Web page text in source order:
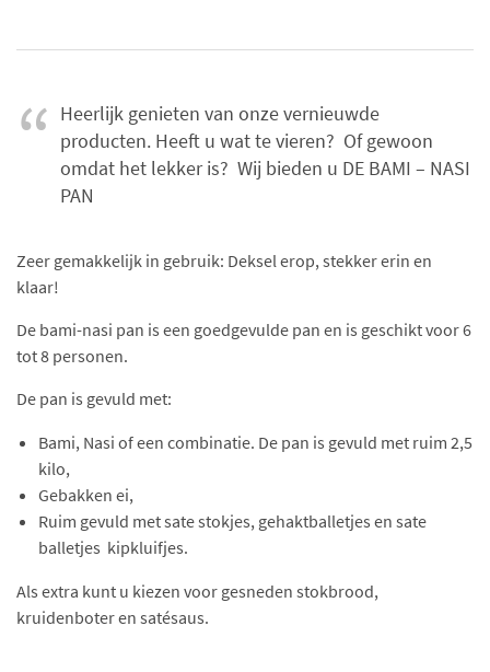
Heerlijk genieten van onze vernieuwde
producten. Heeft u wat te vieren? Of gewoon
omdat het lekker is? Wij bieden u DE BAMI – NASI
PAN
Zeer gemakkelijk in gebruik: Deksel erop, stekker erin en
klaar!
De bami-nasi pan is een goedgevulde pan en is geschikt voor 6
tot 8 personen.
De pan is gevuld met:
Bami, Nasi of een combinatie. De pan is gevuld met ruim 2,5
kilo,
Gebakken ei,
Ruim gevuld met sate stokjes, gehaktballetjes en sate
balletjes kipkluifjes.
Als extra kunt u kiezen voor gesneden stokbrood,
kruidenboter en satésaus.